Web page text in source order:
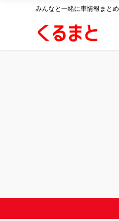
みんなと一緒に車情報まとめ